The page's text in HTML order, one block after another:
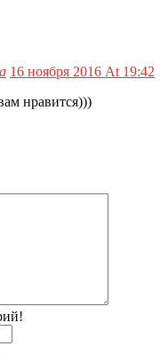
16 ноября 2016 At 19:42
нравится)))